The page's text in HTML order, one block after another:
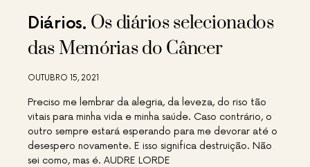
Diários Os diários selecionados
das Memórias do Câncer
OUTUBRO 15, 2021
Preciso me lembrar da alegria, da leveza, do riso tão
vitais para minha vida e minha saúde. Caso contrário, o
outro sempre estará esperando para me devorar até o
desespero novamente. E isso significa destruição. Não
sei como, mas é. AUDRE LORDE